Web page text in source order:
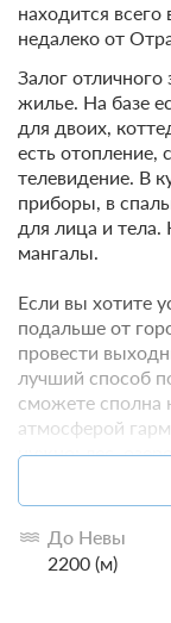
находится всего
недалеко от
Залог
жилье. На базе
для двоих,
есть отопление,
телевидение. В
приборы, в
для лица и
мангалы.
Если вы хотите
подальше от
провести
лучший способ
сможете сполна
атмосферой
нужно: лес,
полноценно
Петербурга.
До Невы
2200 (м)